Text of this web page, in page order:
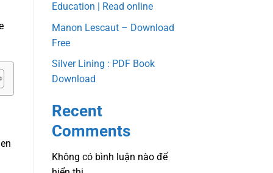
Education | Read online
Manon Lescaut – Download
Free
Silver Lining : PDF Book
Download
Recent
Comments
Không có bình luận nào để